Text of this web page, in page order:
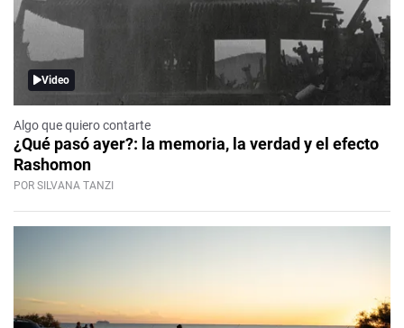
Video
Algo que quiero contarte
¿Qué pasó ayer?: la memoria, la verdad y el efecto
Rashomon
POR SILVANA TANZI